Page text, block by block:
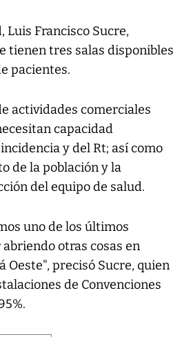
Luis Francisco Sucre,
tienen tres salas disponibles
pacientes.
actividades comerciales
capacidad
y del Rt; así como
de la población y la
del equipo de salud.
uno de los últimos
otras cosas en
Oeste", precisó Sucre, quien
de Convenciones